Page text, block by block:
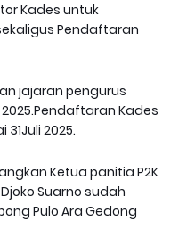
Kades untuk
Pendaftaran
jajaran pengurus
Kades
2025.
Ketua panitia P2K
Suarno sudah
Pulo Ara Gedong